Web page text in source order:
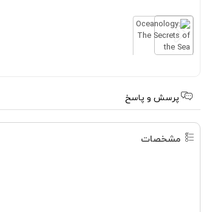
پرسش و پاسخ
مشخصات